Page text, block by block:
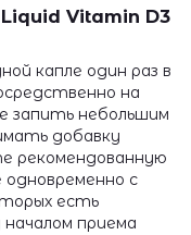
Vitamin D3
капле один раз в
на
запить небольшим
добавку
рекомендованную
с
есть
приема